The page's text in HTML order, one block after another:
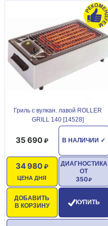
Гриль с вулкан. лавой ROLLER
GRILL 140 [14528]
В НАЛИЧИИ ✓
35 690
ЦЕНА ДНЯ
34 980
ДОБАВИТЬ
В КОРЗИНУ
ДИАГНОСТИКА
ОТ
350
КУПИТЬ